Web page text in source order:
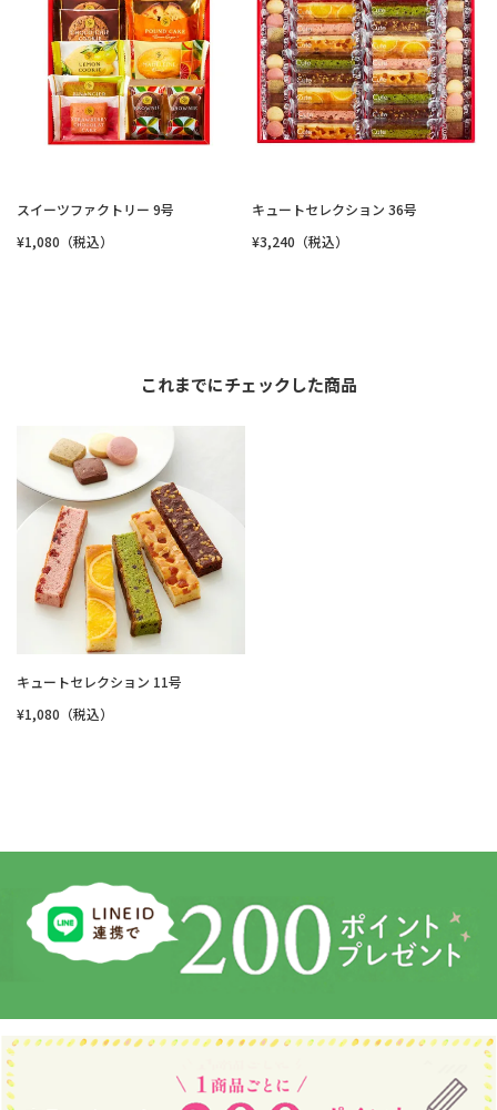
スイーツファクトリー 9号
¥1,080（税込）
キュートセレクション 36号
¥3,240（税込）
これまでにチェックした商品
キュートセレクション 11号
¥1,080（税込）